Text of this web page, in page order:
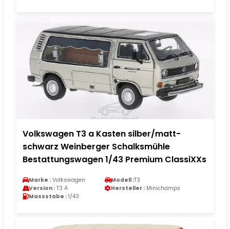
Volkswagen T3 a Kasten silber/matt-
schwarz Weinberger Schalksmühle
Bestattungswagen 1/43 Premium ClassiXXs
Marke : Volkswagen Modell :T3
Version : T3 A Hersteller : Minichamps
Massstabe : 1/43